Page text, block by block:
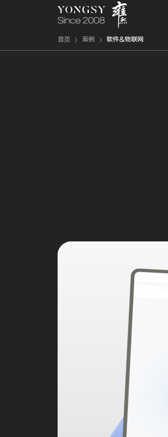
首页 案例 软件&物联网